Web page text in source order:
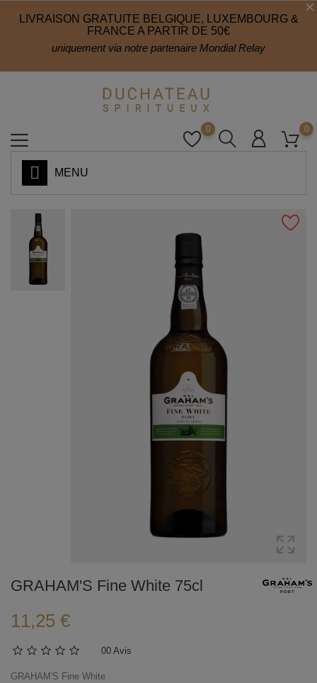
LIVRAISON GRATUITE BELGIQUE, LUXEMBOURG &
FRANCE A PARTIR DE 50€
uniquement via notre partenaire Mondial Relay
0
0
MENU
GRAHAM'S Fine White 75cl
11,25 €
00 Avis
GRAHAM'S Fine White